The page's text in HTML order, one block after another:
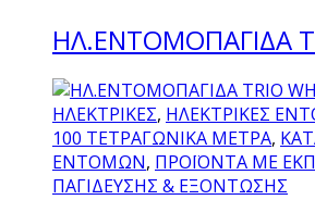
ΗΛ.ΕΝΤΟΜΟΠΑΓΙΔΑ
ΗΛΕΚΤΡΙΚΕΣ, ΗΛΕΚΤΡΙΚΕΣ
100 ΤΕΤΡΑΓΩΝΙΚΑ ΜΕΤΡΑ,
ΕΝΤΟΜΩΝ, ΠΡΟΪΟΝΤΑ ΜΕ
ΠΑΓΙΔΕΥΣΗΣ & ΕΞΟΝΤΩΣΗΣ